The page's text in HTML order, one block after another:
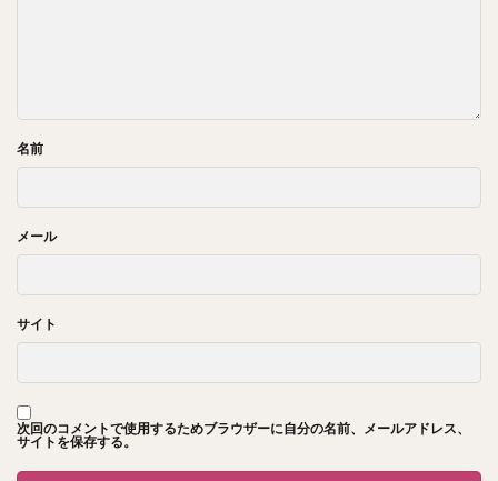
名前
メール
サイト
次回のコメントで使用するためブラウザーに自分の名前、メールアドレス、
サイトを保存する。